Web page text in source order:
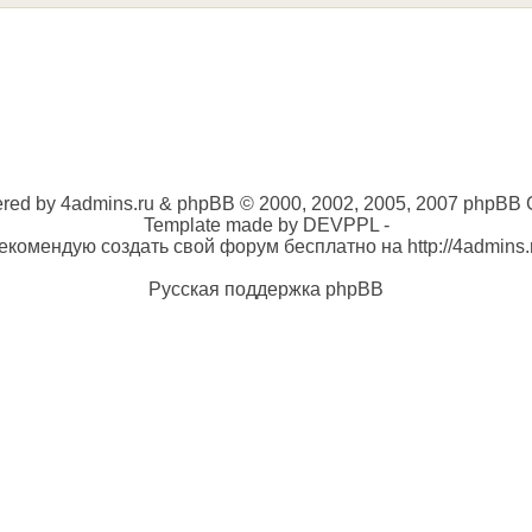
by 4admins.ru & phpBB © 2000, 2002, 2005, 2007 phpBB
Template made by DEVPPL -
создать свой форум бесплатно на http://
Русская поддержка phpBB